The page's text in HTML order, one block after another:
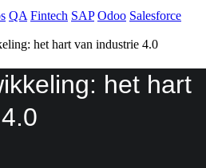
QA Fintech SAP Odoo Salesforce
het hart van industrie 4.0
het hart